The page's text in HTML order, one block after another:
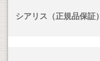
シアリス（正規品保証）